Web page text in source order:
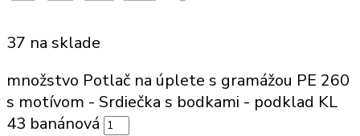
37 na sklade
množstvo Potlač na úplete s gramážou PE 260
s motívom - Srdiečka s bodkami - podklad KL
43 banánová